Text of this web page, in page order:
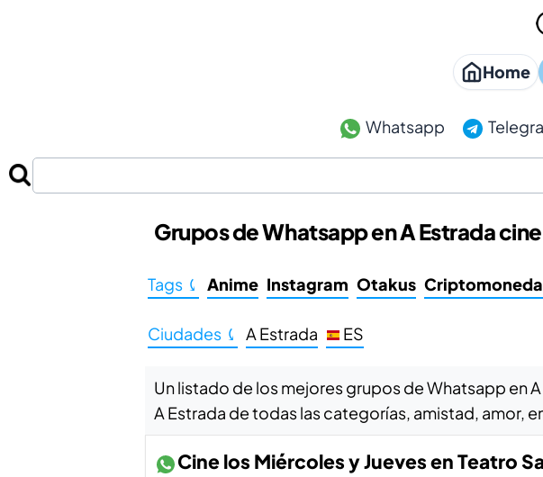
Home
Whatsapp
Grupos de Whatsapp en A Estrada cine
Tags ⤹ Anime Instagram Otakus
Ciudades ⤹ A Estrada ES
Un listado de los mejores grupos de Whatsapp en
A Estrada de todas las categorías, amistad, amor,
Cine los Miércoles y Jueves en Teatro